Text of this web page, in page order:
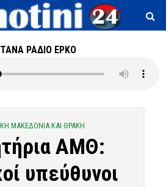
ΡΑΔΙΟ ΕΡΚΟ
ΜΑΚΕΔΟΝΙΑ ΚΑΙ ΘΡΑΚΗ
ΑΜΘ:
υπεύθυνοι